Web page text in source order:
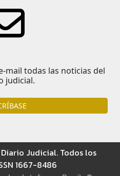
mail todas las noticias del
judicial.
Judicial. Todos los
1667-8486